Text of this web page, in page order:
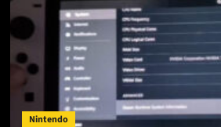
Nintendo